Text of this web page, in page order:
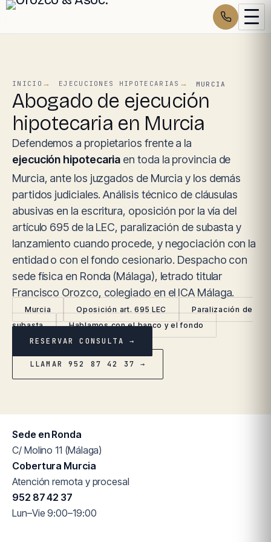
INICIO EJECUCIONES HIPOTECARIAS MURCIA
Abogado de ejecución
hipotecaria en Murcia
Defendemos a propietarios frente a la
ejecución hipotecaria en toda la provincia de
Murcia, ante los juzgados de Murcia y los demás
partidos judiciales. Análisis técnico de cláusulas
abusivas en la escritura, oposición por la vía del
artículo 695 de la LEC, paralización de subasta y
lanzamiento cuando procede, y negociación con la
entidad o con el fondo cesionario. Despacho con
sede física en Ronda (Málaga), letrado titular
Francisco Orozco, colegiado en el ICA Málaga.
Murcia Oposición art. 695 LEC
Paralización de
subasta
Hablamos con el banco y el fondo
RESERVAR CONSULTA →
LLAMAR 952 87 42 37 →
Sede en Ronda
C/ Molino 11 (Málaga)
Cobertura Murcia
Atención remota y procesal
952 87 42 37
Lun–Vie 9:00–19:00